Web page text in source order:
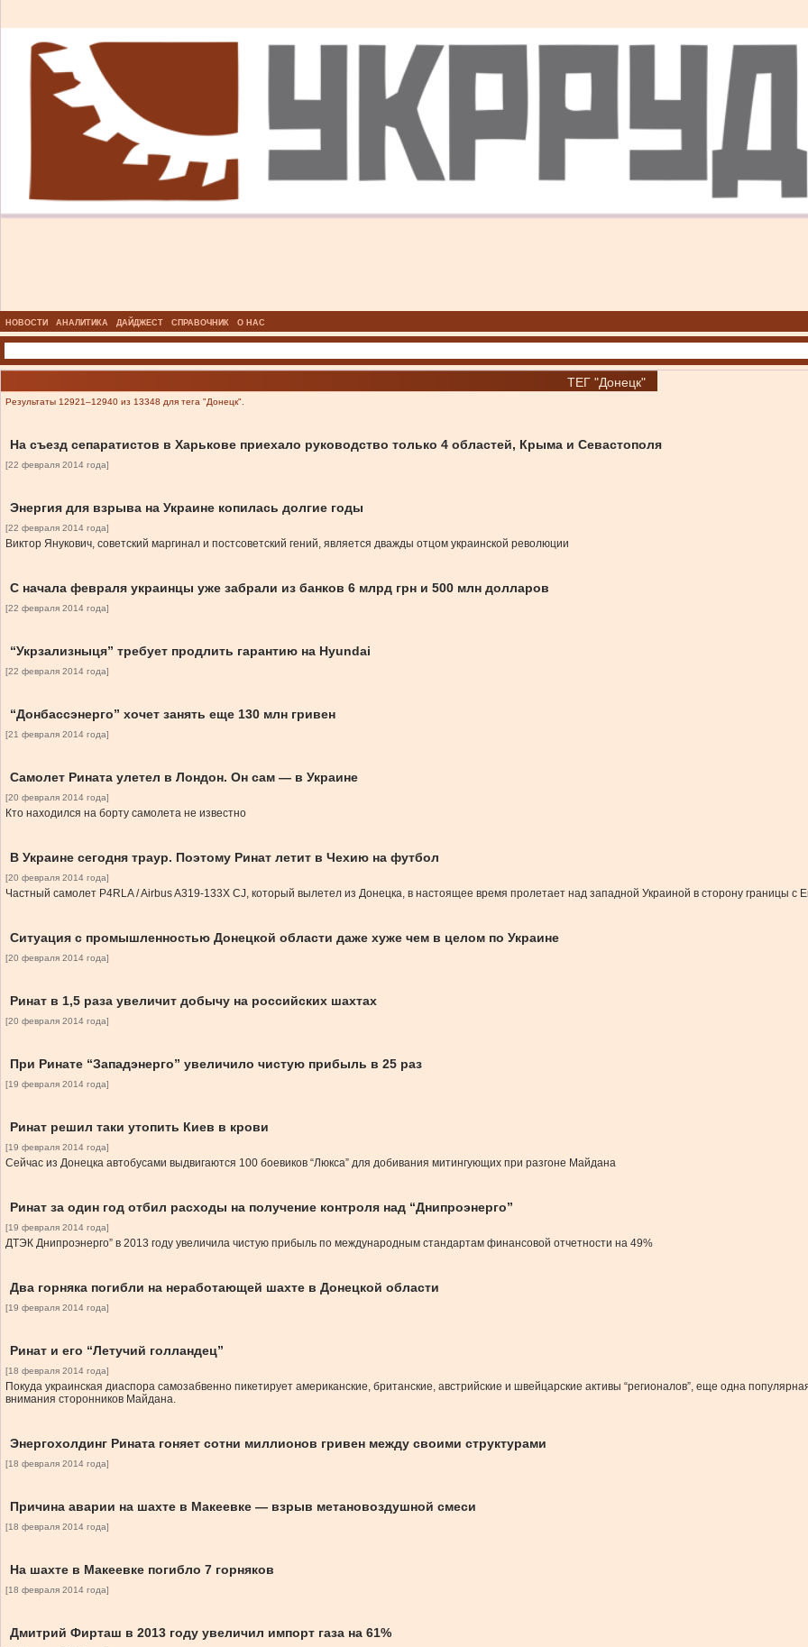
НОВОСТИ АНАЛИТИКА ДАЙДЖЕСТ СПРАВОЧНИК О НАС
ТЕГ "Донецк"
Результаты 12921–12940 из 13348 для тега "Донецк".
На съезд сепаратистов в Харькове приехало руководство только 4 областей, Крыма и Севастополя
[22 февраля 2014 года]
Энергия для взрыва на Украине копилась долгие годы
[22 февраля 2014 года]
Виктор Янукович, советский маргинал и постсоветский гений, является дважды отцом украинской революции
С начала февраля украинцы уже забрали из банков 6 млрд грн и 500 млн долларов
[22 февраля 2014 года]
“Укрзализныця” требует продлить гарантию на Hyundai
[22 февраля 2014 года]
“Донбассэнерго” хочет занять еще 130 млн гривен
[21 февраля 2014 года]
Самолет Рината улетел в Лондон. Он сам — в Украине
[20 февраля 2014 года]
Кто находился на борту самолета не известно
В Украине сегодня траур. Поэтому Ринат летит в Чехию на футбол
[20 февраля 2014 года]
Частный самолет P4RLA / Airbus A319-133X CJ, который вылетел из Донецка, в настоящее время пролетает над западной Украиной в сторону границы с
Ситуация с промышленностью Донецкой области даже хуже чем в целом по Украине
[20 февраля 2014 года]
Ринат в 1,5 раза увеличит добычу на российских шахтах
[20 февраля 2014 года]
При Ринате “Западэнерго” увеличило чистую прибыль в 25 раз
[19 февраля 2014 года]
Ринат решил таки утопить Киев в крови
[19 февраля 2014 года]
Сейчас из Донецка автобусами выдвигаются 100 боевиков “Люкса” для добивания митингующих при разгоне Майдана
Ринат за один год отбил расходы на получение контроля над “Днипроэнерго”
[19 февраля 2014 года]
ДТЭК Днипроэнерго” в 2013 году увеличила чистую прибыль по международным стандартам финансовой отчетности на 49%
Два горняка погибли на неработающей шахте в Донецкой области
[19 февраля 2014 года]
Ринат и его “Летучий голландец”
[18 февраля 2014 года]
Покуда украинская диаспора самозабвенно пикетирует американские, британские, австрийские и швейцарские активы “регионалов”, еще одна
внимания сторонников Майдана.
Энергохолдинг Рината гоняет сотни миллионов гривен между своими структурами
[18 февраля 2014 года]
Причина аварии на шахте в Макеевке — взрыв метановоздушной смеси
[18 февраля 2014 года]
На шахте в Макеевке погибло 7 горняков
[18 февраля 2014 года]
Дмитрий Фирташ в 2013 году увеличил импорт газа на 61%